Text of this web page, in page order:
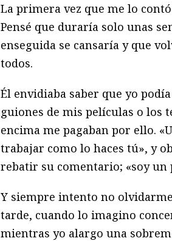
La primera vez que me lo
Pensé que duraría solo unas
enseguida se cansaría y que
todos.
Él envidiaba saber que yo
guiones de mis películas o los
encima me pagaban por ello.
trabajar como lo haces tú», y
rebatir su comentario; «soy un
Y siempre intento no
tarde, cuando lo imagino
mientras yo alargo una